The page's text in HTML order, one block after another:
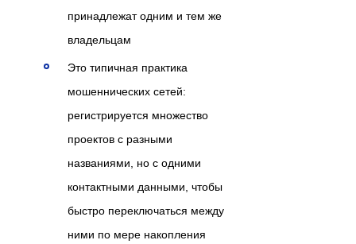
принадлежат одним и тем же
владельцам
Это типичная практика
мошеннических сетей:
регистрируется множество
проектов с разными
названиями, но с одними
контактными данными, чтобы
быстро переключаться между
ними по мере накопления